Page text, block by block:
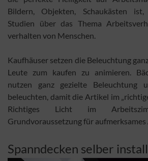
Bildern, Objekten, Schaukästen
Studien über das Thema
verhalten von Menschen.
Kaufhäuser setzen die Beleuchtung
Leute zum kaufen zu animieren.
nutzen ganz gezielte Beleuchtung
beleuchten, damit die Artikel im
Richtiges Licht im
Grundvoraussetzung für aufmerksames
Spanndecken selber